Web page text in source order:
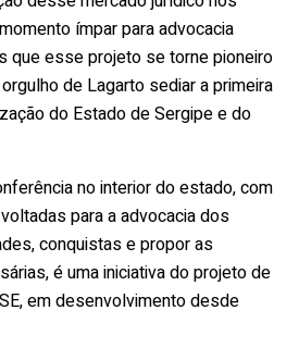
ímpar para advocacia
que esse projeto se torne pioneiro
de Lagarto sediar a primeira
do Estado de Sergipe e do
no interior do estado, com
para a advocacia dos
conquistas e propor as
é uma iniciativa do projeto de
em desenvolvimento desde